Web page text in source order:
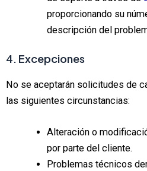
proporcionando su
descripción del
4. Excepciones
No se aceptarán solicitudes de
las siguientes circunstancias:
Alteración o
por parte del cliente.
Problemas técnicos